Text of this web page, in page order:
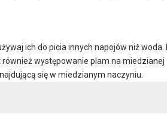
ich do picia innych napojów niż woda.
występowanie plam na miedzianej
się w miedzianym naczyniu.